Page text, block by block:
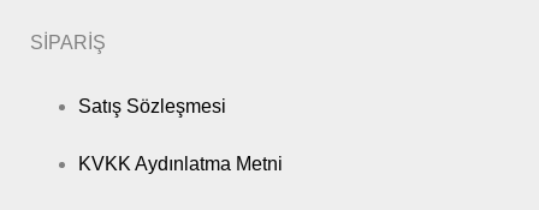
SİPARİŞ
Satış Sözleşmesi
KVKK Aydınlatma Metni